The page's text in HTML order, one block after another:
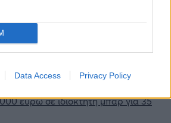
Data Access Privacy Policy
ελκυστικό κορσέ (vids)
ευρώ σε ιδιοκτήτη μπαρ για 35